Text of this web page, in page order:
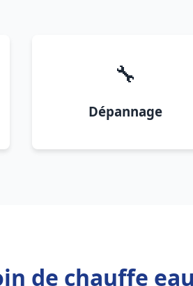
🔧
Dépannage
de chauffe